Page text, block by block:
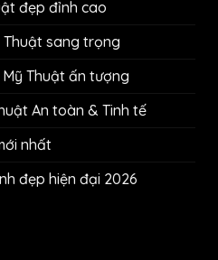
đẹp đỉnh cao
Thuật sang trọng
Thuật ấn tượng
An toàn & Tinh tế
nhất
đẹp hiện đại 2026